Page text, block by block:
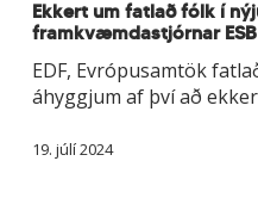
fólk
í
nýjum
áherslum
framkvæmdastjórnar
ESB
Ekkert um fatlað fólk í
framkvæmdastjórnar ESB
EDF, Evrópusamtök
áhyggjum af því að
19. júlí 2024